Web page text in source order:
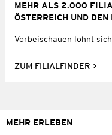
MEHR ALS 2.000
ÖSTERREICH UND
Vorbeischauen lohnt
ZUM FILIALFINDER
MEHR ERLEBEN